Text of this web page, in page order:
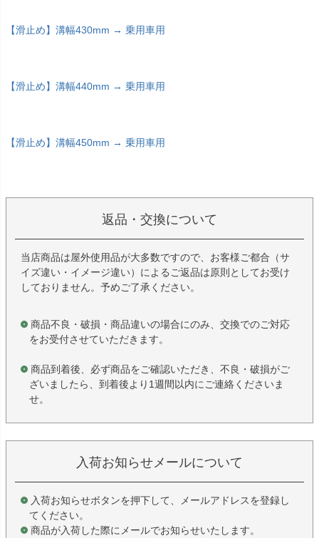
【滑止め】溝幅430mm → 乗用車用
【滑止め】溝幅440mm → 乗用車用
【滑止め】溝幅450mm → 乗用車用
返品・交換について
当店商品は屋外使用品が大多数ですので、お客様ご都合（サ
イズ違い・イメージ違い）によるご返品は原則としてお受け
しておりません。予めご了承ください。
商品不良・破損・商品違いの場合にのみ、交換でのご対応
をお受付させていただきます。
商品到着後、必ず商品をご確認いただき、不良・破損がご
ざいましたら、到着後より1週間以内にご連絡くださいま
せ。
入荷お知らせメールについて
入荷お知らせボタンを押下して、メールアドレスを登録し
てください。
商品が入荷した際にメールでお知らせいたします。